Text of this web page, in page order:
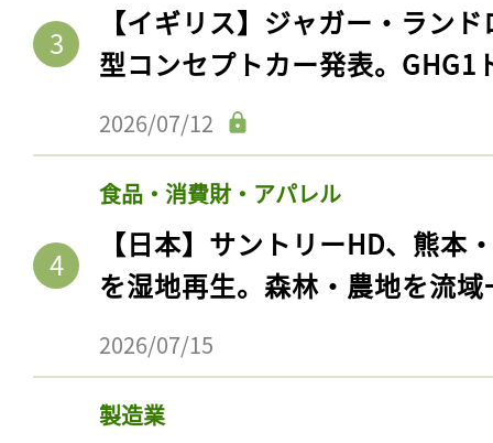
【イギリス】ジャガー・ラン
型コンセプトカー発表。GHG1
2026/07/12
食品・消費財・アパレル
【日本】サントリーHD、熊本
を湿地再生。森林・農地を流
2026/07/15
製造業